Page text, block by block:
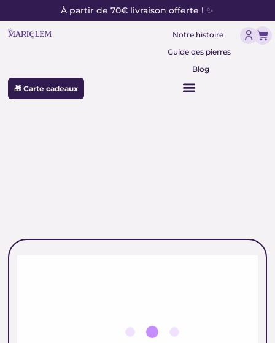
au
contenu
À partir de 70€ livraison offerte ! ✨
Notre histoire
Guide des pierres
Blog
🎁 Carte cadeaux